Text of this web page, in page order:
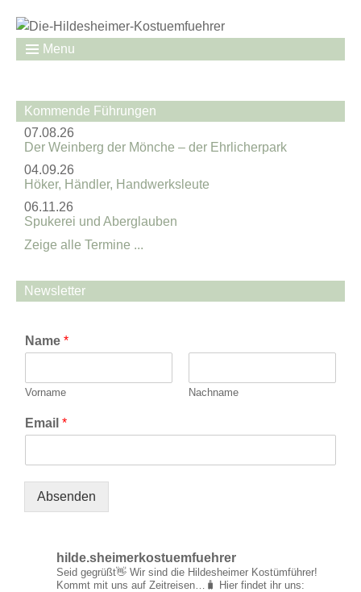
Menu
Kommende Führungen
07.08.26
Der Weinberg der Mönche – der Ehrlicherpark
04.09.26
Höker, Händler, Handwerksleute
06.11.26
Spukerei und Aberglauben
Zeige alle Termine ...
Newsletter
Name *
Vorname Nachname
Email *
Absenden
hilde.sheimerkostuemfuehrer
Seid gegrüßt👋 Wir sind die Hildesheimer Kostümführer!
Kommt mit uns auf Zeitreisen…🧳
Hier findet ihr uns: